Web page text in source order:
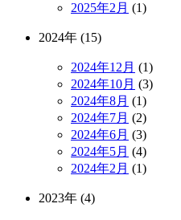
2025年2月 (1)
2024年 (15)
2024年12月 (1)
2024年10月 (3)
2024年8月 (1)
2024年7月 (2)
2024年6月 (3)
2024年5月 (4)
2024年2月 (1)
2023年 (4)